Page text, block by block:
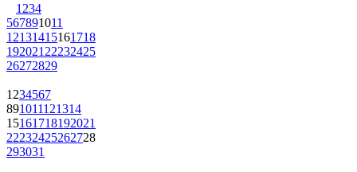
1 234
567891011
12131415161718
192021 22232425
26272829
1 234567
891011121314
15161718192021
22232425262728
293031